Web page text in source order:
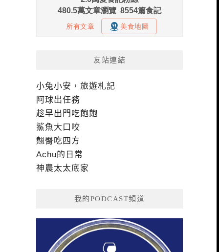
友站連結
小兔小安，旅遊札記
阿球出任務
趁早出門吃飽飽
鯊魚大口咬
翹臀吃四方
Achu的日常
神農太太底家
我的PODCAST頻道